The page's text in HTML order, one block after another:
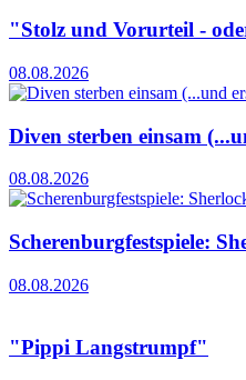
"Stolz und Vorurteil -
08.08.2026
Diven sterben einsam
08.08.2026
Scherenburgfestspiele:
08.08.2026
"Pippi Langstrumpf"